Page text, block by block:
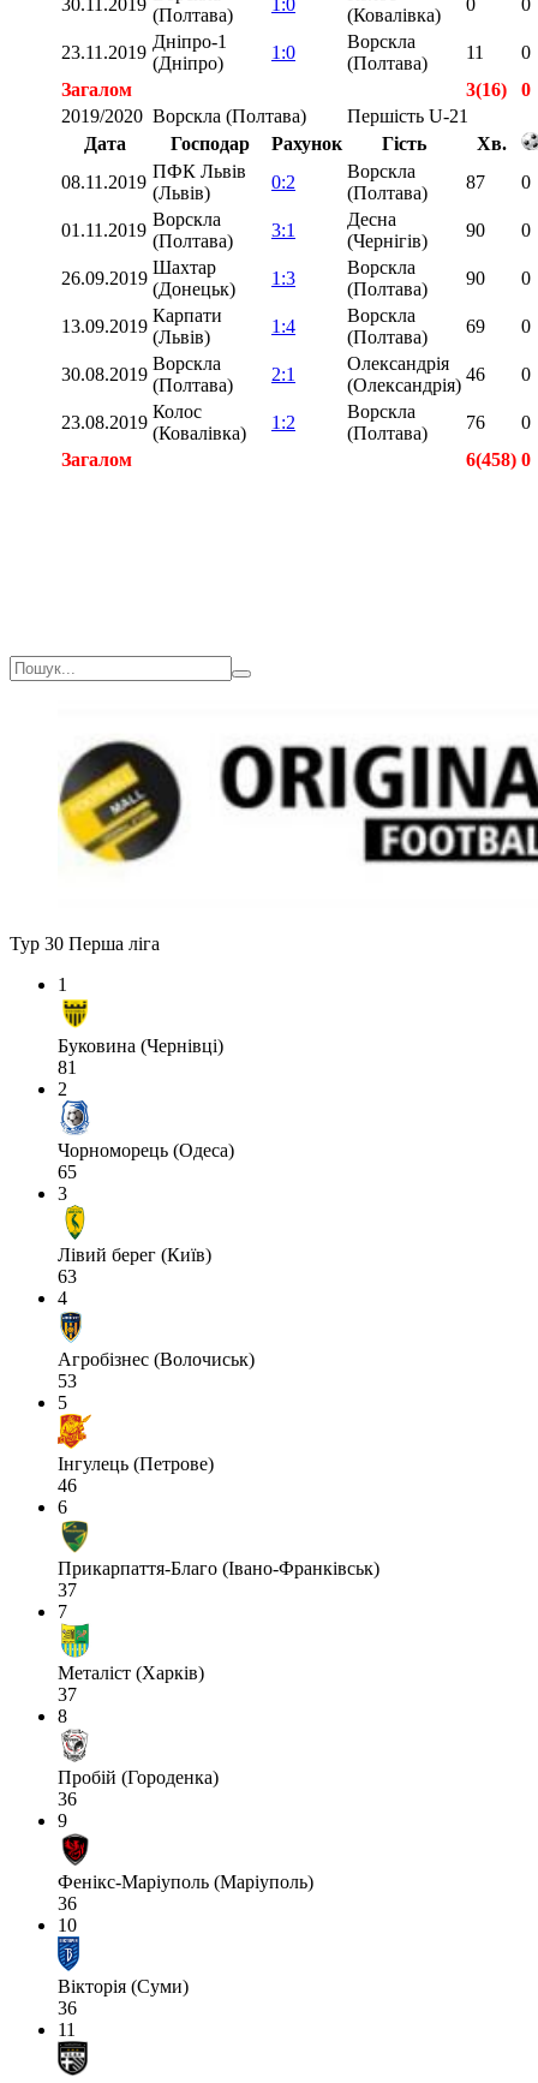
(Полтава)
(Ковалівка)
23.11.2019
Дніпро-1
(Дніпро)
1:0
Ворскла
(Полтава)
11
0
Загалом
3(16)
0
2019/2020 Ворскла (Полтава)
Першість U-21
Дата
Господар Рахунок Гість
Хв.
08.11.2019
ПФК Львів
(Львів)
0:2
Ворскла
(Полтава)
87 0
01.11.2019
Ворскла
(Полтава)
3:1
Десна
(Чернігів)
90 0
26.09.2019
Шахтар
(Донецьк)
1:3
Ворскла
(Полтава)
90 0
13.09.2019
Карпати
(Львів)
1:4
Ворскла
(Полтава)
69 0
30.08.2019
Ворскла
(Полтава)
2:1
Олександрія
(Олександрія)
46 0
23.08.2019
Колос
(Ковалівка)
1:2
Ворскла
(Полтава)
76
0
Загалом
6(458) 0
Тур 30 Перша ліга
1
Буковина (Чернівці)
81
2
Чорноморець (Одеса)
65
3
Лівий берег (Київ)
63
4
Агробізнес (Волочиськ)
53
5
Інгулець (Петрове)
46
6
Прикарпаття-Благо (Івано-Франківськ)
37
7
Металіст (Харків)
37
8
Пробій (Городенка)
36
9
Фенікс-Маріуполь (Маріуполь)
36
10
Вікторія (Суми)
36
11